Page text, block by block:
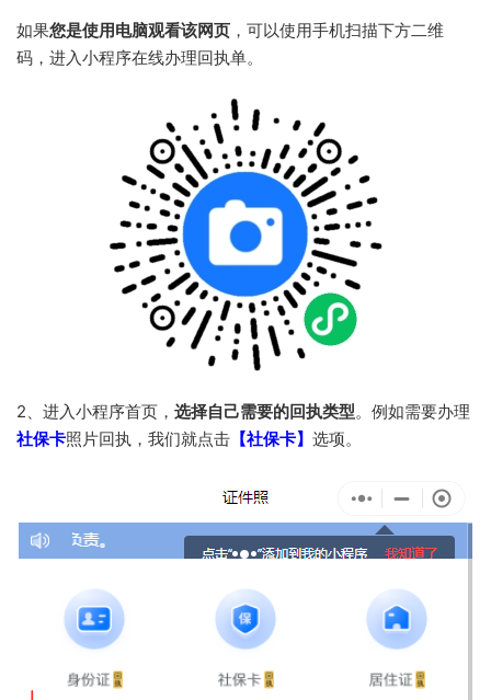
如果您是使用电脑观看该网页 ，可以使用手机扫描下方二维
码，进入小程序在线办理回执单。
2、进入小程序首页， 选择自己需要的回执类型。例如需要办理
社保卡照片回执，我们就点击 【社保卡】 选项。